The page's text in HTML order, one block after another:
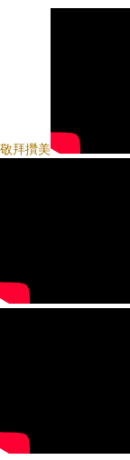
敬拜攢美